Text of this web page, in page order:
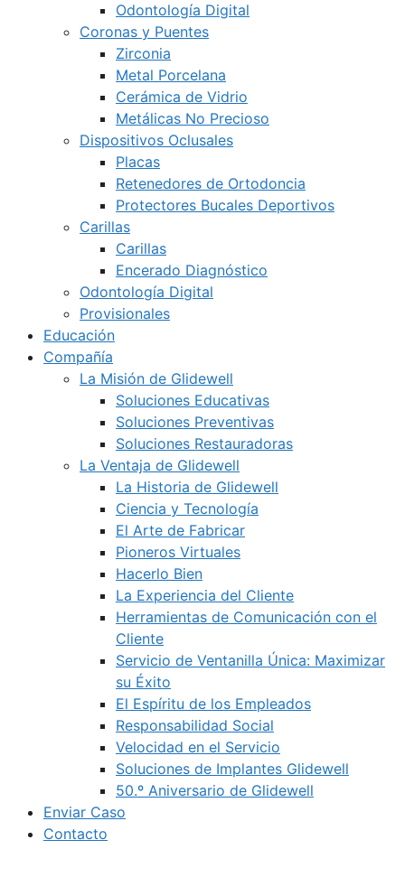
Odontología Digital
Coronas y Puentes
Zirconia
Metal Porcelana
Cerámica de Vidrio
Metálicas No Precioso
Dispositivos Oclusales
Placas
Retenedores de Ortodoncia
Protectores Bucales Deportivos
Carillas
Carillas
Encerado Diagnóstico
Odontología Digital
Provisionales
Educación
Compañía
La Misión de Glidewell
Soluciones Educativas
Soluciones Preventivas
Soluciones Restauradoras
La Ventaja de Glidewell
La Historia de Glidewell
Ciencia y Tecnología
El Arte de Fabricar
Pioneros Virtuales
Hacerlo Bien
La Experiencia del Cliente
Herramientas de Comunicación con el
Cliente
Servicio de Ventanilla Única: Maximizar
su Éxito
El Espíritu de los Empleados
Responsabilidad Social
Velocidad en el Servicio
Soluciones de Implantes Glidewell
50.º Aniversario de Glidewell
Enviar Caso
Contacto